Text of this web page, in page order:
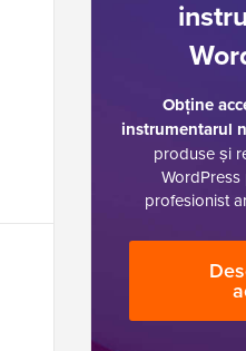
Obține
instrumentarul
produse și
profesionist